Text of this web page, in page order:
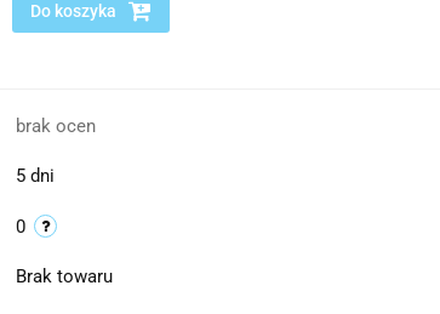
Do koszyka
brak ocen
5 dni
0
Brak towaru